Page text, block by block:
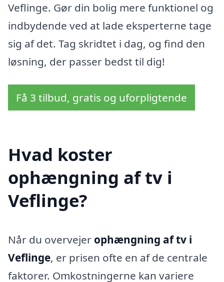
Veflinge. Gør din bolig mere funktionel og
indbydende ved at lade eksperterne tage
sig af det. Tag skridtet i dag, og find den
løsning, der passer bedst til dig!
Få 3 tilbud, gratis og uforpligtende
Hvad koster
ophængning af tv i
Veflinge?
Når du overvejer ophængning af tv i
Veflinge, er prisen ofte en af de centrale
faktorer. Omkostningerne kan variere